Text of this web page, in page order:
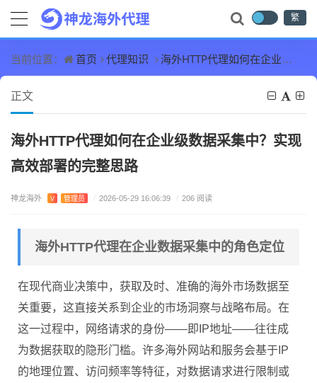
繁
当前位置： 首页 代理知识 海外HTTP代理如何在企业级数据采集中？实现高效部署的完整思路
正文
海外HTTP代理如何在企业级数据采集中？实现
高效部署的完整思路
神龙海外 V 管理员 / 2026-05-29 16:06:39 / 206 阅读
海外HTTP代理在企业数据采集中的角色定位
在现代商业决策中，获取及时、准确的海外市场数据至
关重要，这直接关系到企业的市场洞察与战略布局。在
这一过程中，网络请求的身份——即IP地址——往往成
为数据获取的隐形门槛。许多海外网站和服务会基于IP
的地理位置、访问频率等特征，对数据请求进行限制或